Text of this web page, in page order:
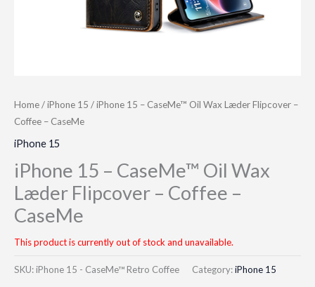
Home/iPhone 15 / iPhone 15 – CaseMe™ Oil Wax Læder Flipcover –
Coffee – CaseMe
iPhone 15
iPhone 15 – CaseMe™ Oil Wax
Læder Flipcover – Coffee –
CaseMe
This product is currently out of stock and unavailable.
SKU: iPhone 15 - CaseMe™ Retro Coffee Category:iPhone 15